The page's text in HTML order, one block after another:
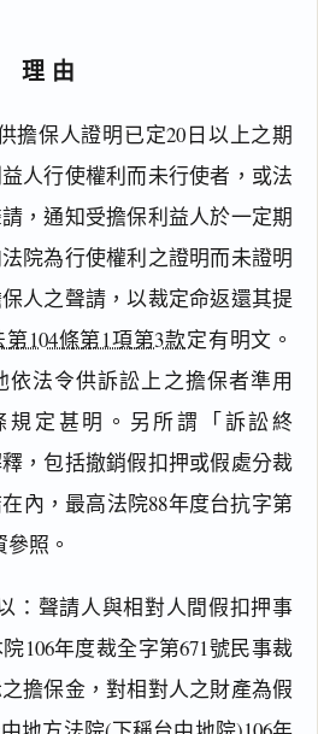
理由
擔保人證明已定20日以上之期
人行使權利而未行使者，或法
，通知受擔保利益人於一定期
院為行使權利之證明而未證明
人之聲請，以裁定命返還其提
104條第1項第3款定有明文。
依法令供訴訟上之擔保者準用
規定甚明。另所謂「訴訟終
，包括撤銷假扣押或假處分裁
內，最高法院88年度台抗字第
照。
：聲請人與相對人間假扣押事
106年度裁全字第671號民事裁
擔保金，對相對人之財產為假